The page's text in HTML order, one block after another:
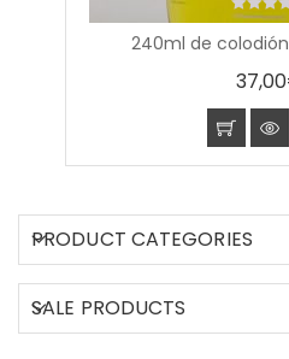
240ml de
0
out
537,00
PRODUCT CATEGORIES
SALE PRODUCTS